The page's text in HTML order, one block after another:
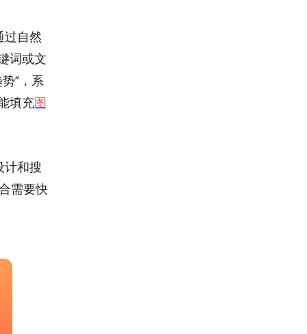
过自然
词或文
”，系
填充图
计和搜
需要快